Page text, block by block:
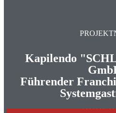
Kapilendo
Führender